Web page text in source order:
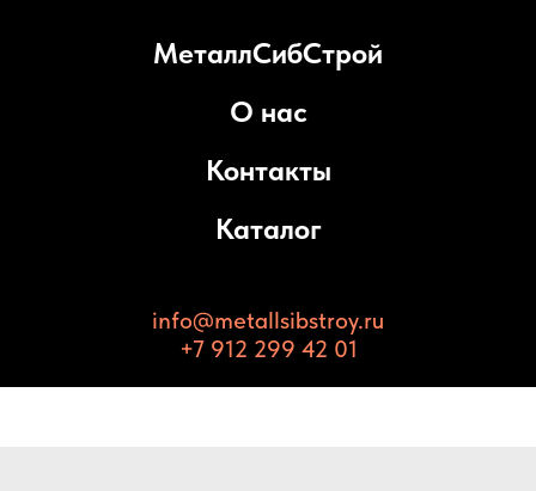
МеталлСибСтрой
О нас
Контакты
Каталог
info@metallsibstroy.ru
+7 912 299 42 01